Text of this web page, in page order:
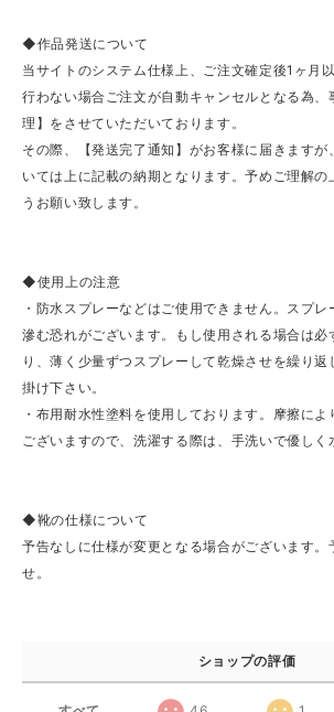
◆作品発送について
当サイトのシステム仕様上、ご注文確定後1ヶ月
行わない場合ご注文が自動キャンセルとなる為、
理】をさせていただいております。
その際、【発送完了通知】がお客様に届きますが
いては上に記載の納期となります。予めご理解の
うお願い致します。
◆使用上の注意
・防水スプレーなどはご使用できません。スプ
滲む恐れがございます。もし使用される場合は必
り、薄く少量ずつスプレーして乾燥させを繰り
掛け下さい。
・布用耐水性塗料を使用しております。摩擦に
ございますので、洗濯する際は、手洗いで優しく
◆靴の仕様について
予告なしに仕様が変更となる場合がございます。
せ。
ショップの評価